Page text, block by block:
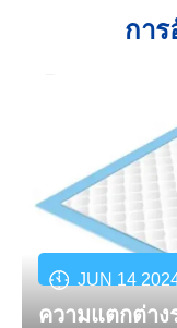
กา
JUN 14
ความแตกต่าง